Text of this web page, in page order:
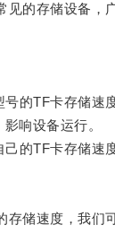
的存储设备，
的TF卡存储速
响设备运行。
TF卡存储速度
储速度，我们